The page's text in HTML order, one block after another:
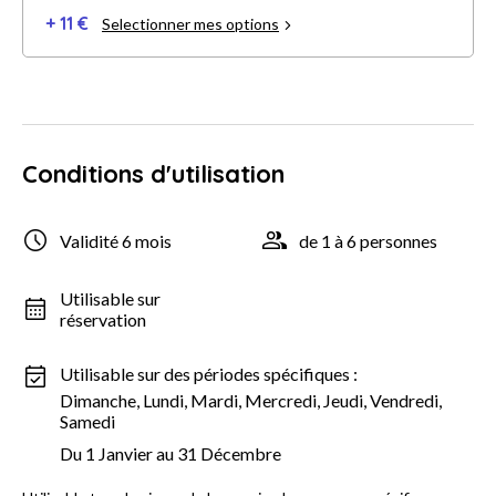
+ 11 € Selectionner mes options
Conditions d'utilisation
Validité 6 mois de 1 à 6 personnes
Utilisable sur
réservation
Utilisable sur des périodes spécifiques :
Dimanche, Lundi, Mardi, Mercredi, Jeudi, Vendredi,
Samedi
Du 1 Janvier au 31 Décembre